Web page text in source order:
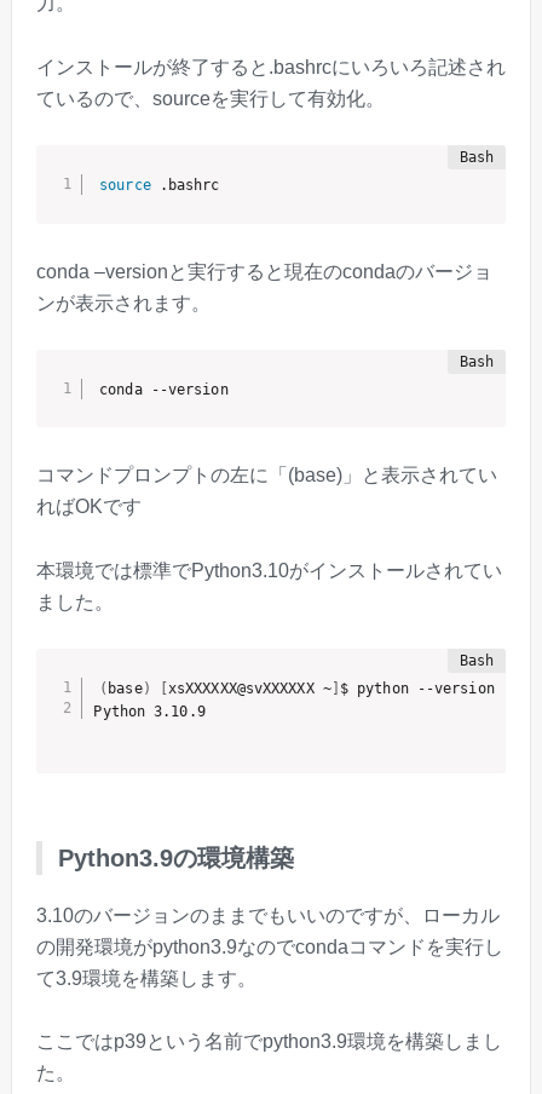
インストールが終了すると.bashrcにいろいろ記述され
ているので、sourceを実行して有効化。
source .bashrc
conda –versionと実行すると現在のcondaのバージョ
ンが表示されます。
conda --version
コマンドプロンプトの左に「(base)」と表示されてい
ればOKです
本環境では標準でPython3.10がインストールされてい
ました。
( base) [xsXXXXXX@svXXXXXX ~] $ python --version
Python 3.10.9
Python3.9の環境構築
3.10のバージョンのままでもいいのですが、ローカル
の開発環境がpython3.9なのでcondaコマンドを実行し
て3.9環境を構築します。
ここではp39という名前でpython3.9環境を構築しまし
た。